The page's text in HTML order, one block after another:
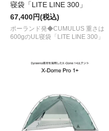
寝袋「LITE LINE 300」
67,400円(税込)
ポーランド発◆CUMULUS 重さは
600gのUL寝袋「LITE LINE 300」